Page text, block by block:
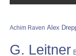
Achim Raven Alex
G. Leitner